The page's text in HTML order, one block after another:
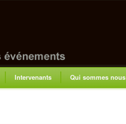
Intervenants Qui sommes nous